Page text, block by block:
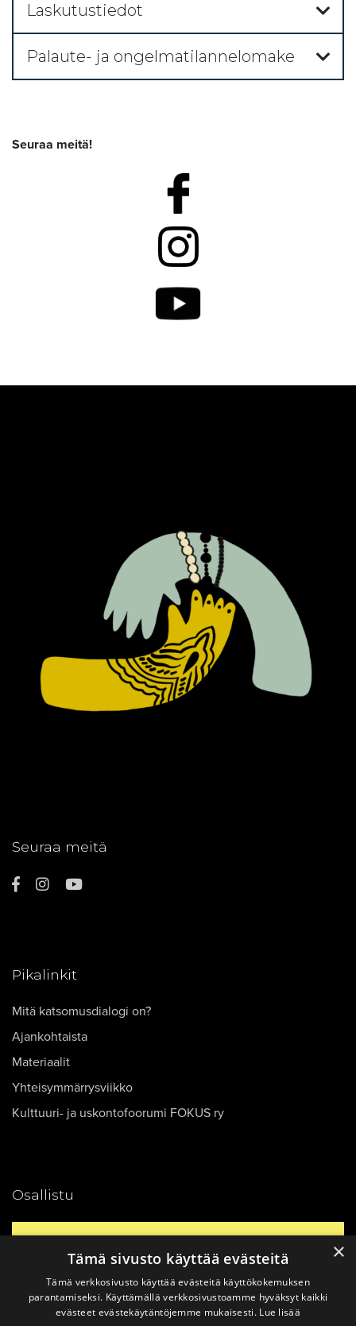
Laskutustiedot
Palaute- ja ongelmatilannelomake
Seuraa meitä!
Seuraa meitä
Pikalinkit
Mitä katsomusdialogi on?
Ajankohtaista
Materiaalit
Yhteisymmärrysviikko
Kulttuuri- ja uskontofoorumi FOKUS ry
Osallistu
Yhteystiedot
Ajankohtaista
×
Tämä sivusto käyttää evästeitä
Tämä verkkosivusto käyttää evästeitä käyttökokemuksen
parantamiseksi. Käyttämällä verkkosivustoamme hyväksyt kaikki
evästeet evästekäytäntöjemme mukaisesti. Lue lisää